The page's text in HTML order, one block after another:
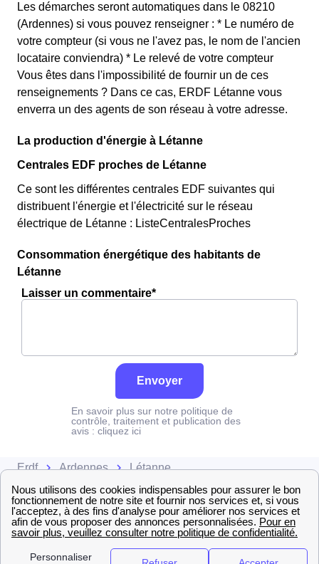
Les démarches seront automatiques dans le 08210
(Ardennes) si vous pouvez renseigner : * Le numéro de
votre compteur (si vous ne l'avez pas, le nom de l'ancien
locataire conviendra) * Le relevé de votre compteur
Vous êtes dans l'impossibilité de fournir un de ces
renseignements ? Dans ce cas, ERDF Létanne vous
enverra un des agents de son réseau à votre adresse.
La production d'énergie à Létanne
Centrales EDF proches de Létanne
Ce sont les différentes centrales EDF suivantes qui
distribuent l'énergie et l'électricité sur le réseau
électrique de Létanne : ListeCentralesProches
Consommation énergétique des habitants de
Létanne
Laisser un commentaire*
Envoyer
En savoir plus sur notre politique de
contrôle, traitement et publication des
avis : cliquez ici
Erdf Ardennes Létanne